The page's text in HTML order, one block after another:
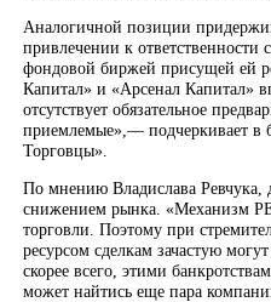
Аналогичной позиции
привлечении к
фондовой биржей присущей ей
Капитал» и «Арсенал Капитал»
отсутствует обязательное
приемлемые»,— подчеркивает в
Торговцы».
По мнению Владислава Ревчука,
снижением рынка. «Механизм
торговли. Поэтому при
ресурсом сделкам зачастую
скорее всего, этими
может найтись еще пара